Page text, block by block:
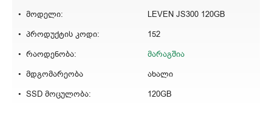
მოდელი:
LEVEN JS300 120GB
პროდუქტის კოდი:
152
რაოდენობა:
მარაგშია
მდგომარეობა
ახალი
SSD მოცულობა:
120GB